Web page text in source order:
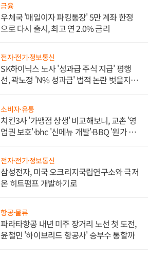
금융
우체국 '매일이자 파킹통장' 5만 계좌 한정
으로 다시 출시, 최고 연 2.0% 금리
전자·전기·정보통신
SK하이닉스 노사 '성과급 주식 지급' 평행
선, 곽노정 'N% 성과급' 법적 논란 벗을지 주
소비자·유통
치킨3사 '가맹점 상생' 비교해보니, 교촌 '영
업권 보호'·bhc '신메뉴 개발'·BBQ '원가 부
전자·전기·정보통신
삼성전자, 미국 오크리지국립연구소와 극저
온 히트펌프 개발하기로
항공·물류
파라타항공 내년 미주 장거리 노선 첫 도전,
윤철민 '하이브리드 항공사' 승부수 통할까